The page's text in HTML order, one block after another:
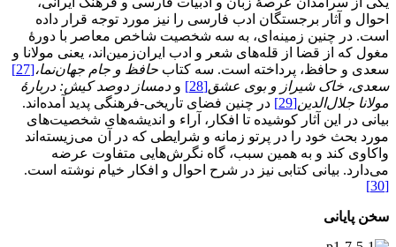
احوال و آثار برجستگان ادب فارسی را نیز مورد توجه قرار داده
است. در چنین زمینه‌ای، به سه شخصیت شاخص معاصر با دورۀ
مغول که از قضا از قله‌های شعر و ادب ایران‌زمین‌اند، یعنی مولانا و
سعدی و حافظ، پرداخته است. سه کتاب حافظ و جام جهان‌نما،[27]
سعدی، خاک شیراز و بوی عشق[28] و دمساز دوصد کیش: دربارۀ
مولانا جلال‌الدین[29]
در چنین فضای تاریخی-فرهنگی پدید آمده‌اند.
بیانی در این آثار کوشیده تا افکار، آراء و اندیشه‌های شخصیت‌های
مورد بحث خود را در پرتو زمانه و شرایطی که در آن می‌زیسته‌اند
واکاوی کند و به همین سبب، گاه نگرش‌هایی متفاوت عرضه
می‌دارد. بیانی کتابی نیز در شرح احوال و افکار خیام نوشته است.
[30]
سخن پایانی